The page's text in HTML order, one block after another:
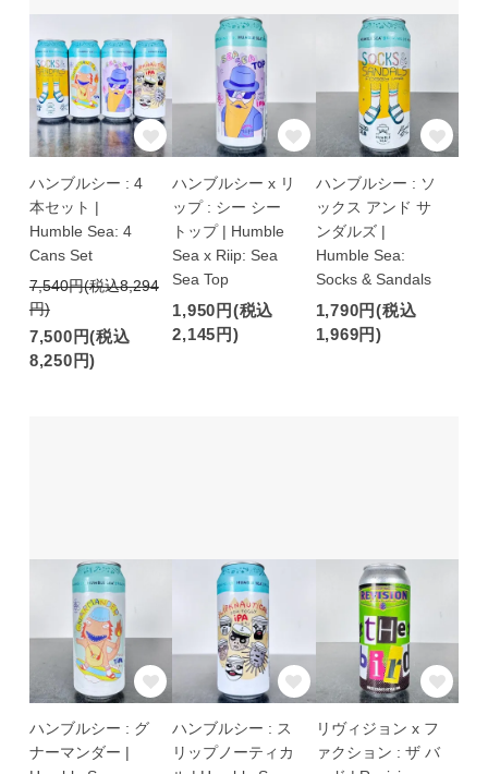
ハンブルシー : 4
本セット |
Humble Sea: 4
Cans Set
7,540円(税込8,294
円)
7,500円(税込
8,250円)
ハンブルシー x リ
ップ : シー シー
トップ | Humble
Sea x Riip: Sea
Sea Top
1,950円(税込
2,145円)
ハンブルシー : ソ
ックス アンド サ
ンダルズ |
Humble Sea:
Socks & Sandals
1,790円(税込
1,969円)
ハンブルシー : グ
ナーマンダー |
ハンブルシー : ス
リップノーティカ
リヴィジョン x フ
ァクション : ザ バ